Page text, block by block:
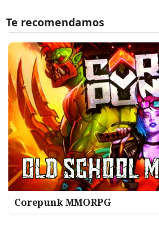
Corepunk MMORPG